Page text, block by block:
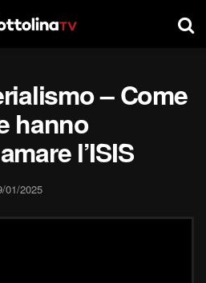
– Come
hanno
l’ISIS
01/2025